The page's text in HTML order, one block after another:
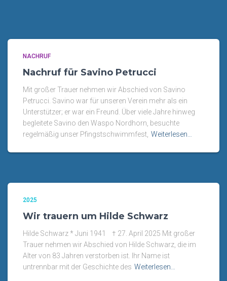
NACHRUF
Nachruf für Savino Petrucci
Mit großer Trauer nehmen wir Abschied von Savino
Petrucci. Savino war für unseren Verein mehr als ein
Unterstützer; er war ein Freund. Über viele Jahre hinweg
begleitete Savino den Waspo Nordhorn, besuchte
regelmäßig unser Pfingstschwimmfest, Weiterlesen…
2025
Wir trauern um Hilde Schwarz
Hilde Schwarz * Juni 1941 † 27. April 2025 Mit großer
Trauer nehmen wir Abschied von Hilde Schwarz, die im
Alter von 83 Jahren verstorben ist. Ihr Name ist
untrennbar mit der Geschichte des Weiterlesen…